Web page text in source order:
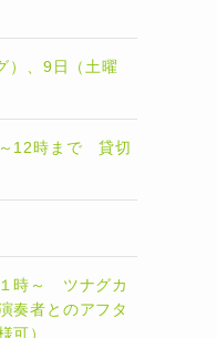
）、9日（土曜
12時まで 貸切
時～ ツナグカ
奏者とのアフタ
可）